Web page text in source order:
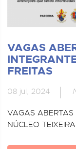
VAGAS
FREITAS
08 jul, 2024
VAGAS
NÚCLEO